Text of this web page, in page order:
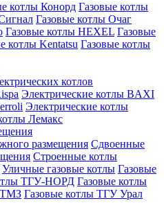
котлы Конорд Газовые котлы
Газовые котлы Очаг
Газовые котлы HEXEL Газовые
котлы Kentatsu Газовые котлы
котлов
Электрические котлы BAXI
Электрические котлы
Лемакс
размещения Сдвоенные
Строенные котлы
Уличные газовые котлы Газовые
ТГУ-НОРД Газовые котлы
ТМЗ Газовые котлы ТГУ Урал